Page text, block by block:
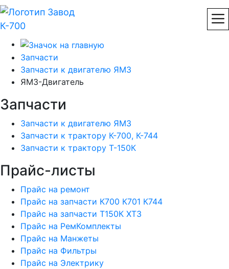
Запчасти
Запчасти к двигателю ЯМЗ
ЯМЗ-Двигатель
Запчасти
Запчасти к двигателю ЯМЗ
Запчасти к трактору К-700, К-744
Запчасти к трактору Т-150К
Прайс-листы
Прайс на ремонт
Прайс на запчасти К700 К701 К744
Прайс на запчасти Т150К ХТЗ
Прайс на РемКомплекты
Прайс на Манжеты
Прайс на Фильтры
Прайс на Электрику
Прикрепить файл